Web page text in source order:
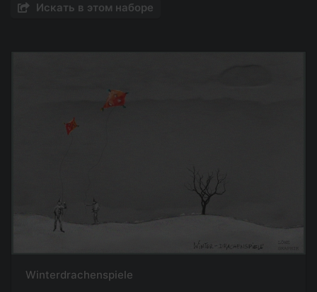
Искать в этом наборе
Winterdrachenspiele